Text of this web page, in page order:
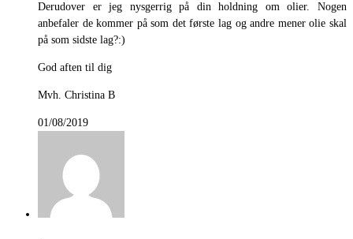
Derudover er jeg nysgerrig på din holdning om olier. Nogen
anbefaler de kommer på som det første lag og andre mener olie skal
på som sidste lag?:)
God aften til dig
Mvh. Christina B
01/08/2019